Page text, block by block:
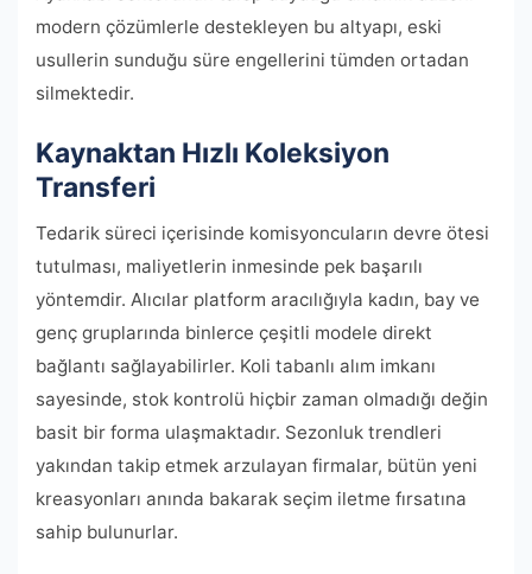
modern çözümlerle destekleyen bu altyapı, eski
usullerin sunduğu süre engellerini tümden ortadan
silmektedir.
Kaynaktan Hızlı Koleksiyon
Transferi
Tedarik süreci içerisinde komisyoncuların devre ötesi
tutulması, maliyetlerin inmesinde pek başarılı
yöntemdir. Alıcılar platform aracılığıyla kadın, bay ve
genç gruplarında binlerce çeşitli modele direkt
bağlantı sağlayabilirler. Koli tabanlı alım imkanı
sayesinde, stok kontrolü hiçbir zaman olmadığı değin
basit bir forma ulaşmaktadır. Sezonluk trendleri
yakından takip etmek arzulayan firmalar, bütün yeni
kreasyonları anında bakarak seçim iletme fırsatına
sahip bulunurlar.